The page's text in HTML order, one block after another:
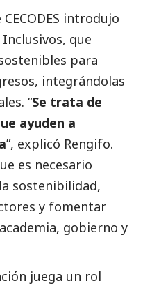
introdujo
que
para
integrándolas
“Se trata de
ayuden a
”, explicó Rengifo.
es necesario
sostenibilidad,
y fomentar
gobierno y
juega un rol